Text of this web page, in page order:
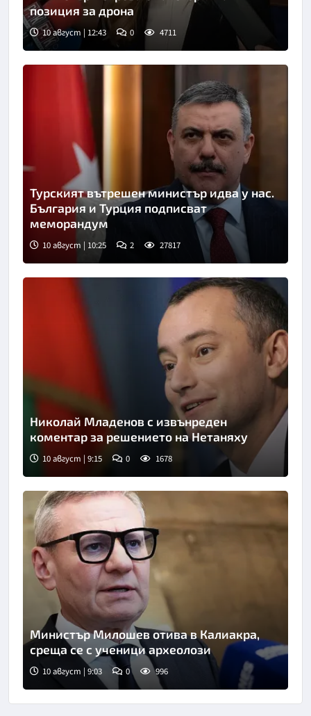
позиция за дрона
10 август | 12:43 0 4711
Турският вътрешен министър идва у нас.
България и Турция подписват
меморандум
10 август | 10:25 2 27817
Николай Младенов с извънреден
коментар за решението на Нетаняху
10 август | 9:15 0 1678
Министър Милошев отива в Калиакра,
среща се с ученици археолози
10 август | 9:03 0 996